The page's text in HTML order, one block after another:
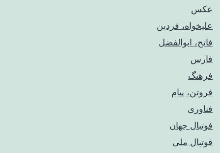
عکس
علیخواه، فردین
فاتح، ابوالفضل
فارس
فرهنگ
فروتن، پیام
فناوری
فوتبال جهان
فوتبال ملی